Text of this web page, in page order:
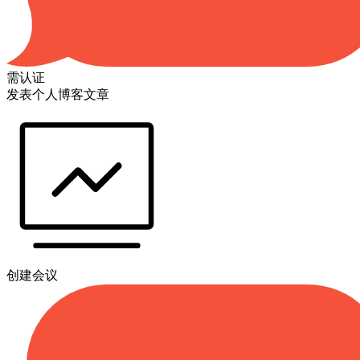
需认证
发表个人博客文章
创建会议